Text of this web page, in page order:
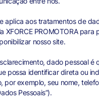
aplica aos tratamentos de
XFORCE PROMOTORA para
nosso site.
dado pessoal é
possa identificar direta ou
por exemplo, seu nome,
Pessoais”).